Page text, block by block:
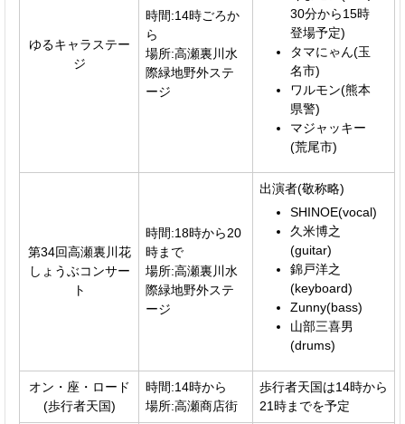
ゆるキャラステー
ジ
時間:14時ごろか
ら
場所:高瀬裏川水
際緑地野外ステ
ージ
30分から15時
登場予定)
タマにゃん(玉
名市)
ワルモン(熊本
県警)
マジャッキー
(荒尾市)
第34回高瀬裏川花
しょうぶコンサー
ト
時間:18時から20
時まで
場所:高瀬裏川水
際緑地野外ステ
ージ
出演者(敬称略)
SHINOE(vocal)
久米博之
(guitar)
錦戸洋之
(keyboard)
Zunny(bass)
山部三喜男
(drums)
オン・座・ロード
(歩行者天国)
時間:14時から
場所:高瀬商店街
歩行者天国は14時から
21時までを予定